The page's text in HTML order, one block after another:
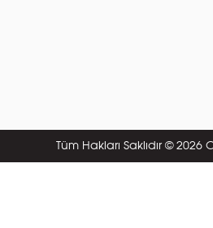
Tüm Hakları Saklıdır © 2026